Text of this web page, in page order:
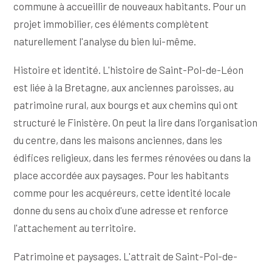
commune à accueillir de nouveaux habitants. Pour un
projet immobilier, ces éléments complètent
naturellement l'analyse du bien lui-même.
Histoire et identité. L'histoire de Saint-Pol-de-Léon
est liée à la Bretagne, aux anciennes paroisses, au
patrimoine rural, aux bourgs et aux chemins qui ont
structuré le Finistère. On peut la lire dans l'organisation
du centre, dans les maisons anciennes, dans les
édifices religieux, dans les fermes rénovées ou dans la
place accordée aux paysages. Pour les habitants
comme pour les acquéreurs, cette identité locale
donne du sens au choix d'une adresse et renforce
l'attachement au territoire.
Patrimoine et paysages. L'attrait de Saint-Pol-de-